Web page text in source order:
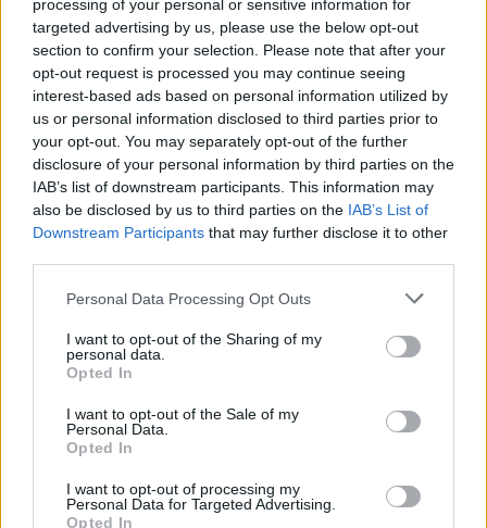
processing of your personal or sensitive information for
targeted advertising by us, please use the below opt-out
section to confirm your selection. Please note that after your
opt-out request is processed you may continue seeing
interest-based ads based on personal information utilized by
us or personal information disclosed to third parties prior to
your opt-out. You may separately opt-out of the further
disclosure of your personal information by third parties on the
IAB’s list of downstream participants. This information may
also be disclosed by us to third parties on the IAB’s List of
Downstream Participants that may further disclose it to other
Please note that this website/app uses one or more Google
not limited to your visit or usage behaviour. You may click to
grant or deny consent to Google and its third-party tags to
use your data for below specified purposes in below Google
consent section.
Personal Data Processing Opt Outs
I want to opt-out of the Sharing of my
personal data.
Opted In
I want to opt-out of the Sale of my
Personal Data.
Opted In
I want to opt-out of processing my
Personal Data for Targeted Advertising.
Opted In
en España
Los coches chinos están dominando el mercado español…
AUTOMOVIL
Cómo la transición a vehículos eléctricos
está transformando la industria
automotriz europea
La industria automotriz europea enfrenta una transformación